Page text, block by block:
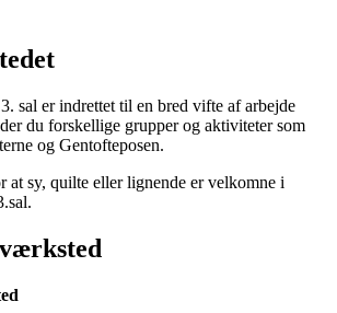
sal er indrettet til en bred vifte af arbejde
du forskellige grupper og aktiviteter som
og Gentofteposen.
at sy, quilte eller lignende er velkomne i